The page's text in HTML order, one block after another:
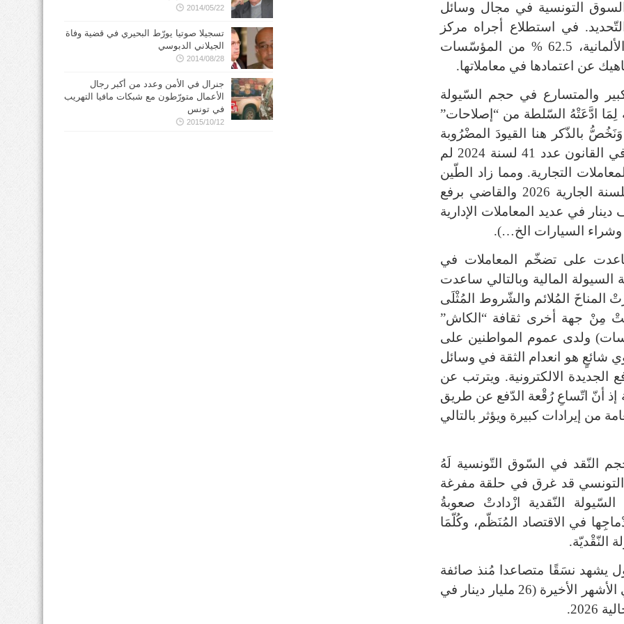
التونسية في مجال وسائل
. في استطلاع أجراه مركز
62.5 %
من المؤسّسات
عن اعتمادها في معاملاتها.
والمتسارع في حجم السّيولة
لِمَا ادَّعَتْهُ السّلطة من “ إصلاحات”
بالذّكر هنا القيودَ المضْرُوبة
القانون عدد 41 لسنة 2024 لم
التجارية. ومما زاد الطّين
الجارية 2026 والقاضي برفع
دينار في عديد المعاملات الإدارية
وشراء السيارات الخ…).
على تضخّم المعاملات في
المالية وبالتالي ساعدت
المناخَ المُلائم والشّروط المُثْلَى
مِنْ جهة أخرى ثقافة “ الكاش”
) ولدى عموم المواطنين على
شائعٍ هو انعدام الثقة في وسائل
الالكترونية. ويترتب عن
إذ أنّ اتّساعِ رُقْعة الدّفع عن طريق
من إيرادات كبيرة ويؤثر بالتالي
النّقد في السّوق التّونسية لَهُ
التونسي قد غرق في حلقة مفرغة
النّقدية ازْدادتْ صعوبةُ
في الاقتصاد المُنَظّم، وكُلّمَا
النّقْديّة.
يشهد نسَقًا متصاعدا مُنذ صائفة
الأخيرة (26
مليار دينار في
2026.
2014/05/22
تسجيلا صوتيا يورّط البحيري في قضية وفاة
الجيلاني الدبوسي
2014/08/28
جنرال في الأمن وعدد من أكبر رجال
الأعمال متورّطون مع شبكات مافيا التهريب
في تونس
2015/10/12